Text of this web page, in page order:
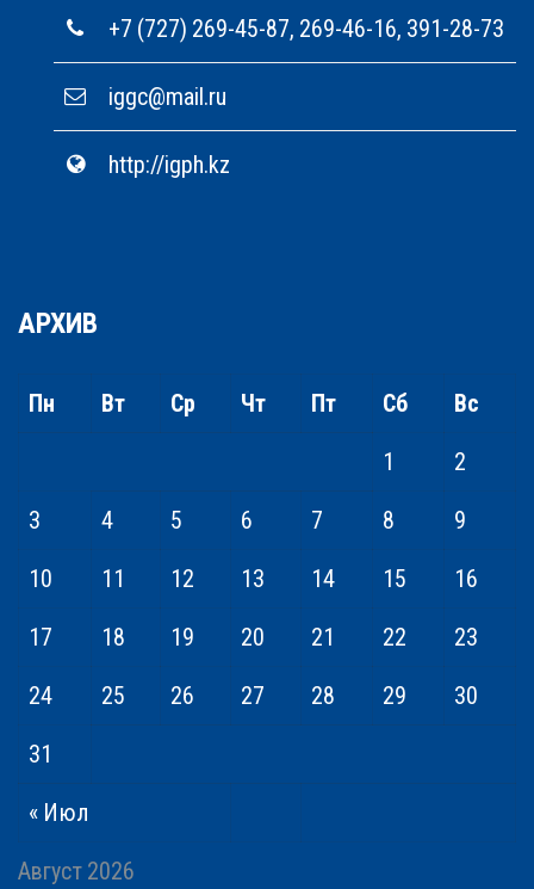
+7 (727) 269-45-87, 269-46-16, 391-28-73
iggc@mail.ru
http://igph.kz
АРХИВ
Август 2026
Пн Вт Ср Чт Пт Сб Вс
« Июл
1 2
3 4 5 6 7 8 9
10 11 12 13 14 15 16
17 18 19 20 21 22 23
24 25 26 27 28 29 30
31